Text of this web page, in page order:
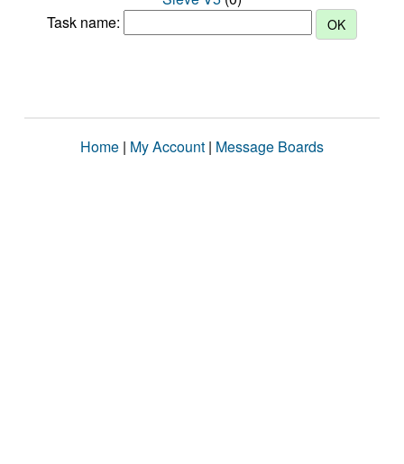
Task name:
Home | My Account | Message Boards